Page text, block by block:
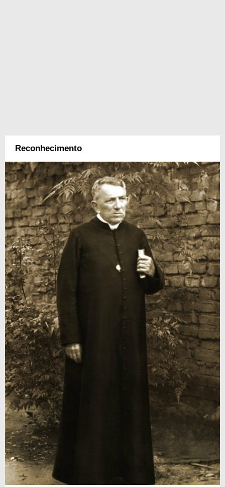
Reconhecimento